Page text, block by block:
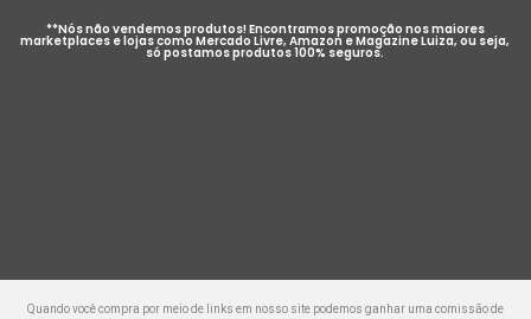
**Nós não vendemos produtos! Encontramos promoção nos maiores
marketplaces e lojas como Mercado Livre, Amazon e Magazine Luiza, ou seja,
só postamos produtos 100% seguros.
Quando você compra por meio de links em nosso site podemos ganhar uma comissão de